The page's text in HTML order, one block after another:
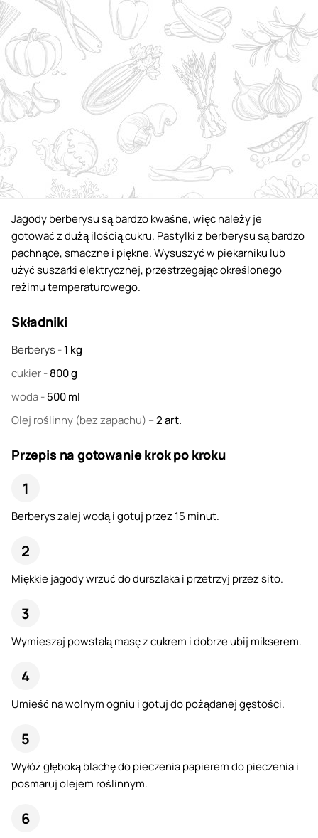
Jagody berberysu są bardzo kwaśne, więc należy je
gotować z dużą ilością cukru. Pastylki z berberysu są bardzo
pachnące, smaczne i piękne. Wysuszyć w piekarniku lub
użyć suszarki elektrycznej, przestrzegając określonego
reżimu temperaturowego.
Składniki
Berberys-1 kg
cukier-800g
woda-500ml
Olej roślinny (bez zapachu) –2art.
Przepis na gotowanie krok po kroku
Berberys zalej wodą i gotuj przez 15 minut.
Miękkie jagody wrzuć do durszlaka i przetrzyj przez sito.
Wymieszaj powstałą masę z cukrem i dobrze ubij mikserem.
Umieść na wolnym ogniu i gotuj do pożądanej gęstości.
Wyłóż głęboką blachę do pieczenia papierem do pieczenia i
posmaruj olejem roślinnym.